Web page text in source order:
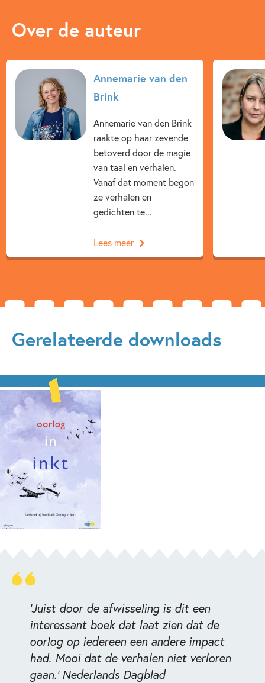
Over de auteur
Annemarie van den
Brink
Annemarie van den Brink
raakte op haar zevende
betoverd door de magie
van taal en verhalen.
Vanaf dat moment begon
ze verhalen en
gedichten te...
Lees meer
Gerelateerde downloads
'Juist door de afwisseling is dit een
interessant boek dat laat zien dat de
oorlog op iedereen een andere impact
had. Mooi dat de verhalen niet verloren
gaan.' Nederlands Dagblad